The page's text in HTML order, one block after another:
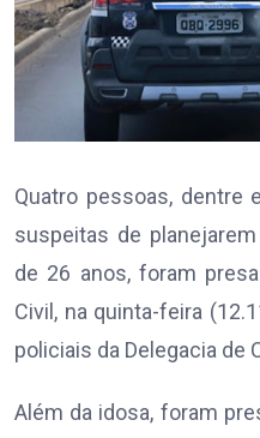
Quatro pessoas, dentre
suspeitas de
de 26 anos, foram
Civil, na quinta-feira
policiais da Delegacia de
Além da idosa, foram